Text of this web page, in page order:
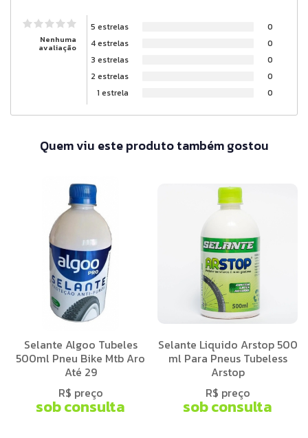
Nenhuma
avaliação
5 estrelas
0
4 estrelas
0
3 estrelas
0
2 estrelas
0
1 estrela
0
Quem viu este produto também gostou
Selante Algoo Tubeles
500ml Pneu Bike Mtb Aro
Até 29
R$ preço
sob consulta
Selante Liquido Arstop 500
ml Para Pneus Tubeless
Arstop
R$ preço
sob consulta